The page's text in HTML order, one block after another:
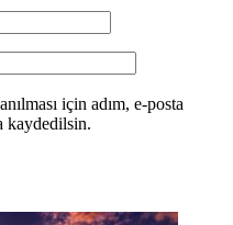
için adım, e-posta
kaydedilsin.